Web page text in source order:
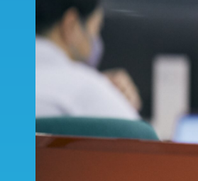
About Umios
海を起点とした